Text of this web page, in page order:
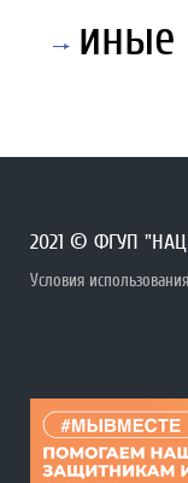
иные
2021 © ФГУП
Условия